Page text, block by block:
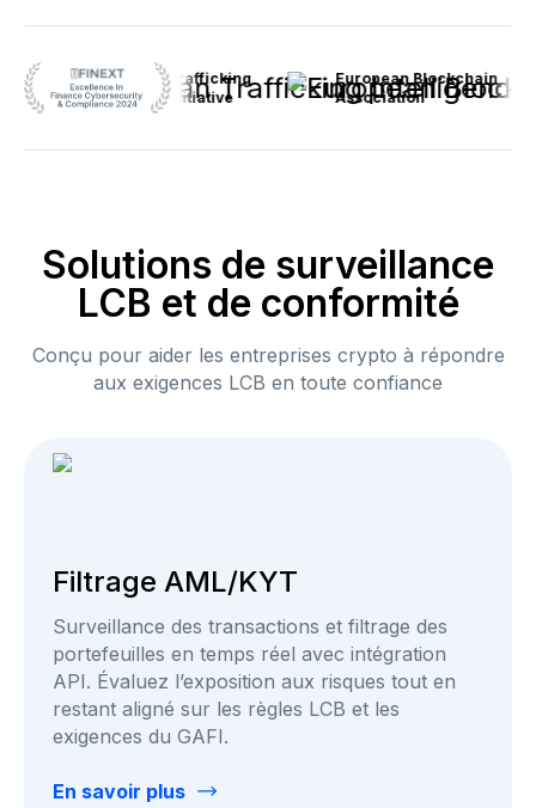
Anti-Human Trafficking
Intelligence Initiative
European Blockchain
Association
Solutions de surveillance
LCB et de conformité
Conçu pour aider les entreprises crypto à répondre
aux exigences LCB en toute confiance
Filtrage AML/KYT
Surveillance des transactions et filtrage des
portefeuilles en temps réel avec intégration
API. Évaluez l’exposition aux risques tout en
restant aligné sur les règles LCB et les
exigences du GAFI.
En savoir plus